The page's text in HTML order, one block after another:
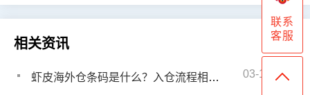
相关资讯
虾皮海外仓条码是什么？入仓流程相关问题有哪些 03-11
联系
客服